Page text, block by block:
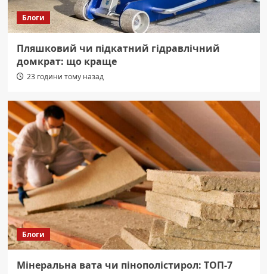
Блоги
Пляшковий чи підкатний гідравлічний
домкрат: що краще
23 години тому назад
Блоги
Мінеральна вата чи пінополістирол: ТОП-7